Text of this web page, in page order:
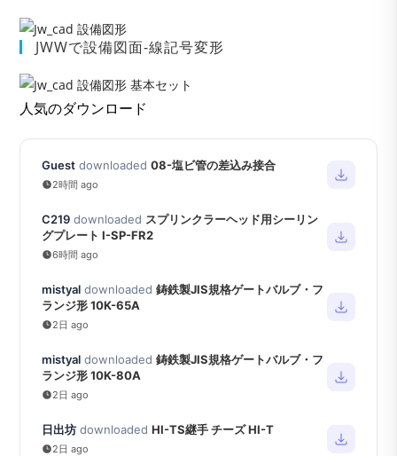
JWWで設備図面-線記号変形
人気のダウンロード
Guest downloaded 08-塩ビ管の差込み接合
2時間 ago
C219 downloaded スプリンクラーヘッド用シーリン
グプレート I-SP-FR2
6時間 ago
mistyal downloaded 鋳鉄製JIS規格ゲートバルブ・フ
ランジ形 10K-65A
2日 ago
mistyal downloaded 鋳鉄製JIS規格ゲートバルブ・フ
ランジ形 10K-80A
2日 ago
日出坊 downloaded HI-TS継手 チーズ HI-T
2日 ago